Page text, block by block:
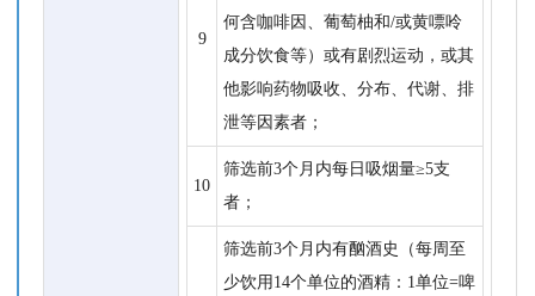
9
何含咖啡因、葡萄柚和/或黄嘌呤
成分饮食等）或有剧烈运动，或其
他影响药物吸收、分布、代谢、排
泄等因素者；
10
筛选前3个月内每日吸烟量≥5支
者；
筛选前3个月内有酗酒史（每周至
少饮用14个单位的酒精：1单位=啤